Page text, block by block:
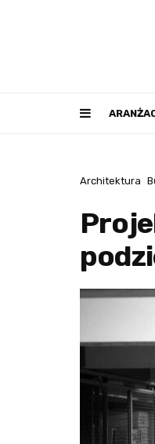
Architektura